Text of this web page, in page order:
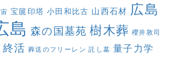
宝篋印塔 小田和比古 山西石材 広島
島 森の国墓苑 樹木葬 櫻井敦司
終活 葬送のフリーレン 託し墓 量子力学